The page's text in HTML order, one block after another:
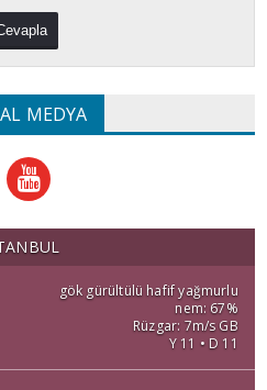
MEDYA
gök gürültülü hafif yağmurlu
nem: 67%
Rüzgar: 7m/s GB
Y 11 • D 11